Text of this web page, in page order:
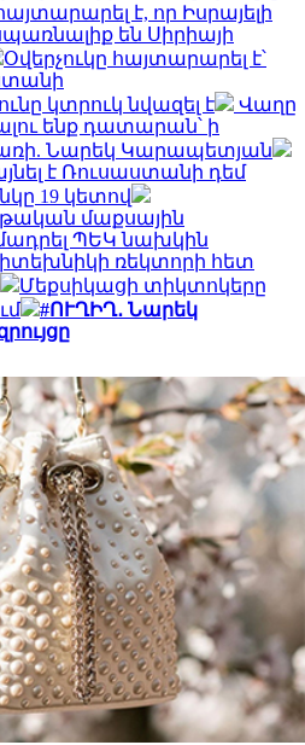
է, որ Իսրայելի
են Սիրիայի
Օվերչուկը հայտարարել է՝
կտրուկ նվազել է
Վաղը
ենք դատարան՝ ի
Նարեկ Կարապետյան
է Ռուսաստանի դեմ
19 կետով
մաքսային
ՊԵԿ նախկին
ռեկտորի հետ
Մեքսիկացի տիկտոկերը
#ՈՒՂԻՂ․ Նարեկ